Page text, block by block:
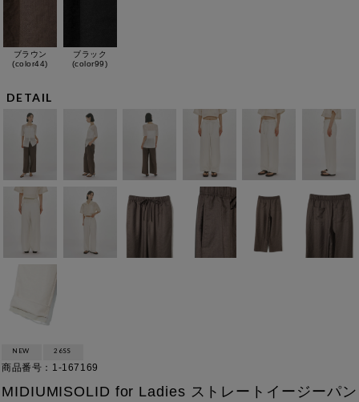
ブラウン
(color44)
ブラック
(color99)
DETAIL
NEW 26SS
商品番号 1-167169
MIDIUMISOLID for Ladies ストレートイージーパン